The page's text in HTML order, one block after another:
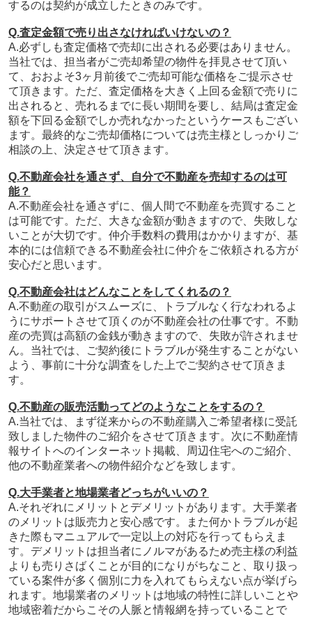
するのは契約が成立したときのみです。
Q.査定金額で売り出さなければいけないの？
A.必ずしも査定価格で売却に出される必要はありません。
当社では、担当者がご売却希望の物件を拝見させて頂い
て、おおよそ3ヶ月前後でご売却可能な価格をご提示させ
て頂きます。 ただ、査定価格を大きく上回る金額で売りに
出されると、売れるまでに長い期間を要し、結局は査定金
額を下回る金額でしか売れなかったというケースもござい
ます。最終的なご売却価格については売主様としっかりご
相談の上、決定させて頂きます。
Q.不動産会社を通さず、自分で不動産を売却するのは可
能？
A.不動産会社を通さずに、個人間で不動産を売買すること
は可能です。ただ、大きな金額が動きますので、失敗しな
いことが大切です。仲介手数料の費用はかかりますが、基
本的には信頼できる不動産会社に仲介をご依頼される方が
安心だと思います。
Q.不動産会社はどんなことをしてくれるの？
A.不動産の取引がスムーズに、トラブルなく行なわれるよ
うにサポートさせて頂くのが不動産会社の仕事です。不動
産の売買は高額の金銭が動きますので、失敗が許されませ
ん。当社では、ご契約後にトラブルが発生することがない
よう、事前に十分な調査をした上でご契約させて頂きま
す。
Q.不動産の販売活動ってどのようなことをするの？
A.当社では、まず従来からの不動産購入ご希望者様に受託
致しました物件のご紹介をさせて頂きます。次に不動産情
報サイトへのインターネット掲載、周辺住宅へのご紹介、
他の不動産業者への物件紹介などを致します。
Q.大手業者と地場業者どっちがいいの？
A.それぞれにメリットとデメリットがあります。大手業者
のメリットは販売力と安心感です。また何かトラブルが起
きた際もマニュアルで一定以上の対応を行ってもらえま
す。デメリットは担当者にノルマがあるため売主様の利益
よりも売りさばくことが目的になりがちなこと、 取り扱っ
ている案件が多く個別に力を入れてもらえない点が挙げら
れます。地場業者のメリットは地域の特性に詳しいことや
地域密着だからこその人脈と情報網を持っていることで